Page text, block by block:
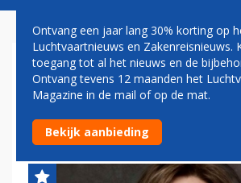
TOCH GEEN TWEEDE
VOOR
CORA VAN
Ontvang een jaar lang 30% korting op
Luchtvaartnieuws en Zakenreisnieuws.
toegang tot al het nieuws en de
Ontvang tevens 12 maanden het
Magazine in de mail of op de mat.
Bekijk aanbieding